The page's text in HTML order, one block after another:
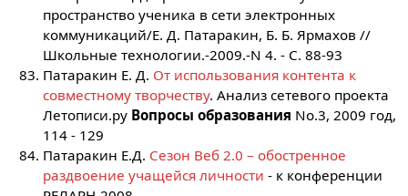
пространство ученика в сети электронных
коммуникаций/Е. Д. Патаракин, Б. Б. Ярмахов //
Школьные технологии.-2009.-N 4. - С. 88-93
Патаракин Е. Д. От использования контента к
совместному творчеству. Анализ сетевого проекта
Летописи.ру Вопросы образования No.3, 2009 год,
114 - 129
Патаракин Е.Д. Сезон Веб 2.0 – обостренное
раздвоение учащейся личности - к конференции